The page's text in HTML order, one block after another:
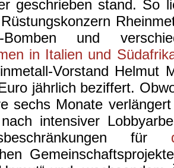
geschrieben stand. So
Bomben und
in Italien und
Vorstand Helmut
jährlich beziffert.
sechs Monate
intensiver
für